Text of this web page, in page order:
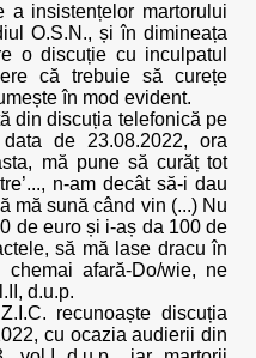
a insistențelor martorului
O.S.N., și în dimineața
o discuție cu inculpatul
că trebuie să curețe
în mod evident.
din discuția telefonică pe
de 23.08.2022, ora
mă pune să curăț tot
n-am decât să-i dau
mă sună când vin (...) Nu
de euro și i-aș da 100 de
să mă lase dracu în
afară-Do/wie, ne
d.u.p.
recunoaște discuția
cu ocazia audierii din